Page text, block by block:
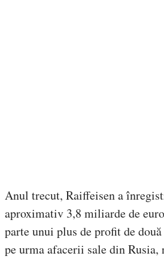
Anul trecut, Raiffeisen a
aproximativ 3,8 miliarde de
parte unui plus de profit de
pe urma afacerii sale din Rusia,